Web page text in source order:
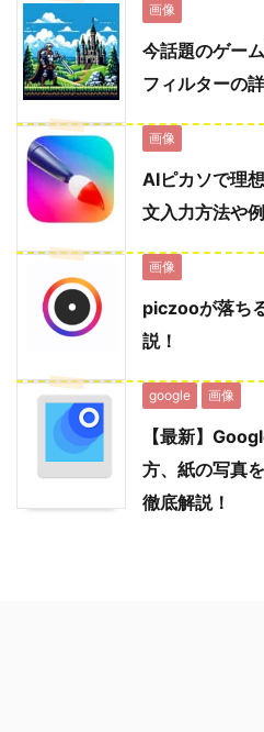
画像
今話題のゲー
フィルターの
画像
AIピカソで理
文入力方法や
画像
piczooが落ち
説！
google 画像
【最新】
方、紙の写真
徹底解説！